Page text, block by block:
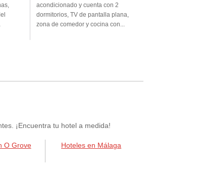
acondicionado y cuenta con 2
dormitorios, TV de pantalla plana,
zona de comedor y cocina con...
¡Encuentra tu hotel a medida!
O Grove Hoteles en Málaga